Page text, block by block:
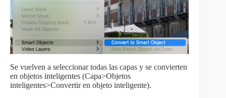
Se vuelven a seleccionar todas las capas y se convierten
en objetos inteligentes (Capa>Objetos
inteligentes>Convertir en objeto inteligente).